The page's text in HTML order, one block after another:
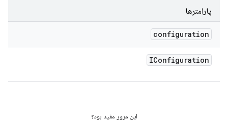
پارامترها
configuration
IConfiguration
این مرور مفید بود؟